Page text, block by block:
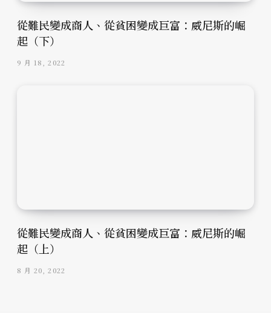
從難民變成商人、從貧困變成巨富：威尼斯的崛
起（下）
9 月 18, 2022
從難民變成商人、從貧困變成巨富：威尼斯的崛
起（上）
8 月 20, 2022